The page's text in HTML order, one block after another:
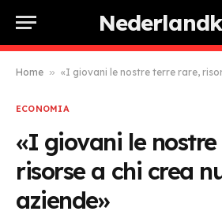
Home » «I giovani le nostre terre rare, risorse
ECONOMIA
«I giovani le
risorse a chi crea
aziende»